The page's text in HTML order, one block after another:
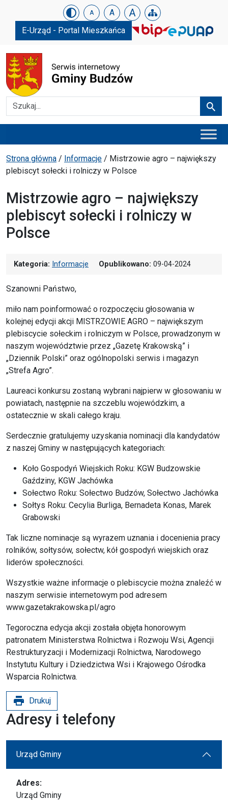
Urząd Gminy w Budzowie
Skip menu A A A
E-Urząd - Portal Mieszkańca
Szukaj
Ścieżka powrotu
Strona główna / Informacje / Mistrzowie agro – największy
plebiscyt sołecki i rolniczy w Polsce
Mistrzowie agro – największy
plebiscyt sołecki i rolniczy w
Polsce
Kategoria: Informacje Opublikowano: 09-04-2024
Szanowni Państwo,
miło nam poinformować o rozpoczęciu głosowania w
kolejnej edycji akcji MISTRZOWIE AGRO – największym
plebiscycie sołeckim i rolniczym w Polsce, prowadzonym w
naszym województwie przez „Gazetę Krakowską” i
„Dziennik Polski” oraz ogólnopolski serwis i magazyn
„Strefa Agro”.
Laureaci konkursu zostaną wybrani najpierw w głosowaniu w
powiatach, następnie na szczeblu wojewódzkim, a
ostatecznie w skali całego kraju.
Serdecznie gratulujemy uzyskania nominacji dla kandydatów
z naszej Gminy w następujących kategoriach:
Koło Gospodyń Wiejskich Roku: KGW Budzowskie
Gaździny, KGW Jachówka
Sołectwo Roku: Sołectwo Budzów, Sołectwo Jachówka
Sołtys Roku: Cecylia Burliga, Bernadeta Konas, Marek
Grabowski
Tak liczne nominacje są wyrazem uznania i docenienia pracy
rolników, sołtysów, sołectw, kół gospodyń wiejskich oraz
liderów społeczności.
Wszystkie ważne informacje o plebiscycie można znaleźć w
naszym serwisie internetowym pod adresem
www.gazetakrakowska.pl/agro
Tegoroczna edycja akcji została objęta honorowym
patronatem Ministerstwa Rolnictwa i Rozwoju Wsi, Agencji
Restrukturyzacji i Modernizacji Rolnictwa, Narodowego
Instytutu Kultury i Dziedzictwa Wsi i Krajowego Ośrodka
Wsparcia Rolnictwa.
print Drukuj
Adresy i telefony
Urząd Gminy
Adres:
Urząd Gminy